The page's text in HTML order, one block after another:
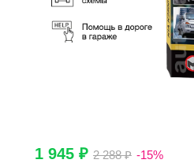
1 945 ₽ 2 288 ₽ -15%